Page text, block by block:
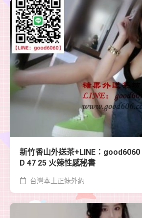
新竹香山外送茶+LINE：
D 47 25 火辣性感秘書
台灣本土正妹外約